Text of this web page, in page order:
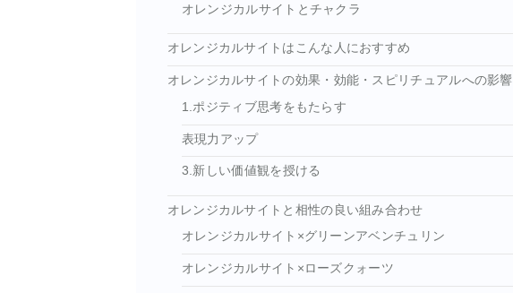
オレンジカルサイトとチャクラ
オレンジカルサイトはこんな人におすすめ
オレンジカルサイトの効果・効能・スピリチュアルへの影響
1.ポジティブ思考をもたらす
表現力アップ
3.新しい価値観を授ける
オレンジカルサイトと相性の良い組み合わせ
オレンジカルサイト×グリーンアベンチュリン
オレンジカルサイト×ローズクォーツ